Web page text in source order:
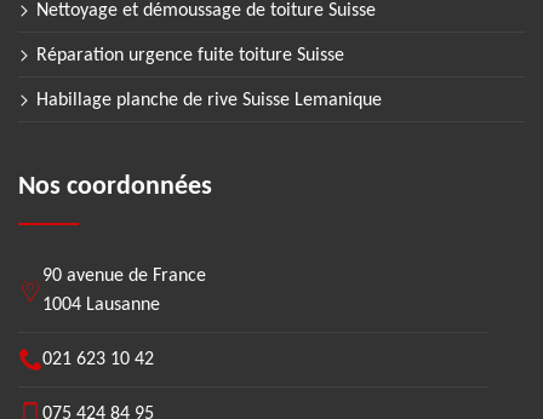
Nettoyage et démoussage de toiture Suisse
Réparation urgence fuite toiture Suisse
Habillage planche de rive Suisse Lemanique
Nos coordonnées
90 avenue de France
1004 Lausanne
021 623 10 42
075 424 84 95